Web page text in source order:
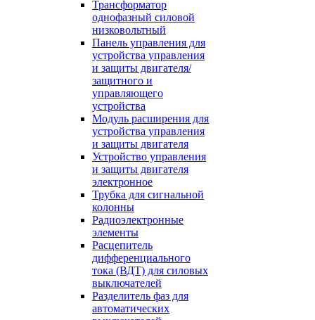
Трансформатор
однофазный силовой
низковольтный
Панель управления для
устройства управления
и защиты двигателя/
защитного и
управляющего
устройства
Модуль расширения для
устройства управления
и защиты двигателя
Устройство управления
и защиты двигателя
электронное
Трубка для сигнальной
колонны
Радиоэлектронные
элементы
Расцепитель
дифференциального
тока (ВДТ) для силовых
выключателей
Разделитель фаз для
автоматических